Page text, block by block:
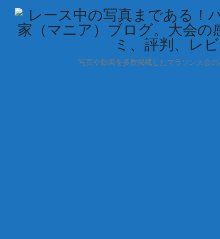
写真や動画を多数掲載したマラソン大会